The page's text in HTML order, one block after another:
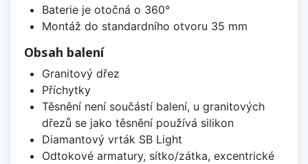
Baterie je otočná o 360°
Montáž do standardního otvoru 35 mm
Obsah balení
Granitový dřez
Příchytky
Těsnění není součástí balení, u granitových
dřezů se jako těsnění používá silikon
Diamantový vrták SB Light
Odtokové armatury, sítko/zátka, excentrické